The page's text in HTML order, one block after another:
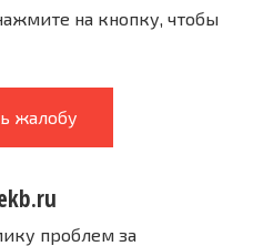
на кнопку, чтобы
жалобу
проблем за